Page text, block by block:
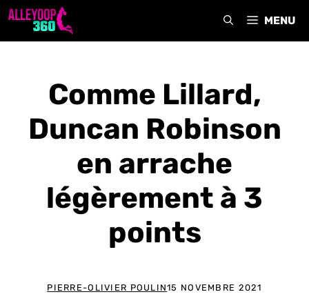
Aller
MENU
Comme Lillard,
Duncan Robinson
en arrache
légèrement à 3
points
PIERRE-OLIVIER POULIN15 NOVEMBRE 2021